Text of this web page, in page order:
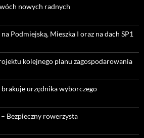
nowych radnych
Podmiejską, Mieszka I oraz na dach SP1
kolejnego planu zagospodarowania
urzędnika wyborczego
Bezpieczny rowerzysta